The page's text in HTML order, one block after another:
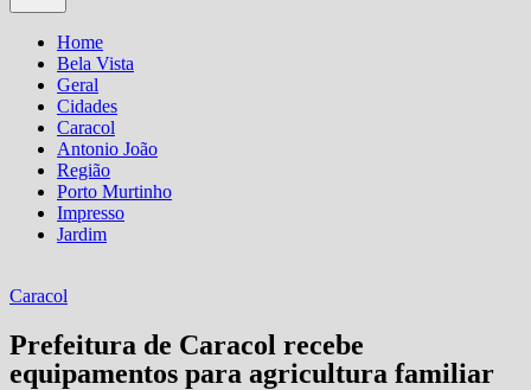
Home
Bela Vista
Geral
Cidades
Caracol
Antonio João
Região
Porto Murtinho
Impresso
Jardim
Caracol
Prefeitura de Caracol recebe
equipamentos para agricultura familiar